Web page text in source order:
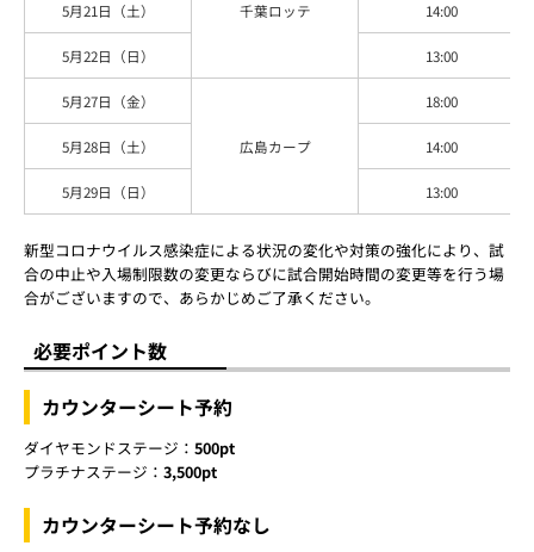
千葉ロッテ
5月21日（土） 14:00
5月22日（日） 13:00
5月27日（金）
広島カープ
18:00
5月28日（土） 14:00
5月29日（日） 13:00
新型コロナウイルス感染症による状況の変化や対策の強化により、試
合の中止や入場制限数の変更ならびに試合開始時間の変更等を行う場
合がございますので、あらかじめご了承ください。
必要ポイント数
カウンターシート予約
ダイヤモンドステージ： 500pt
プラチナステージ： 3,500pt
カウンターシート予約なし